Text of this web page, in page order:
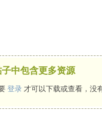
子中包含更多资源
登录 才可以下载或查看，没